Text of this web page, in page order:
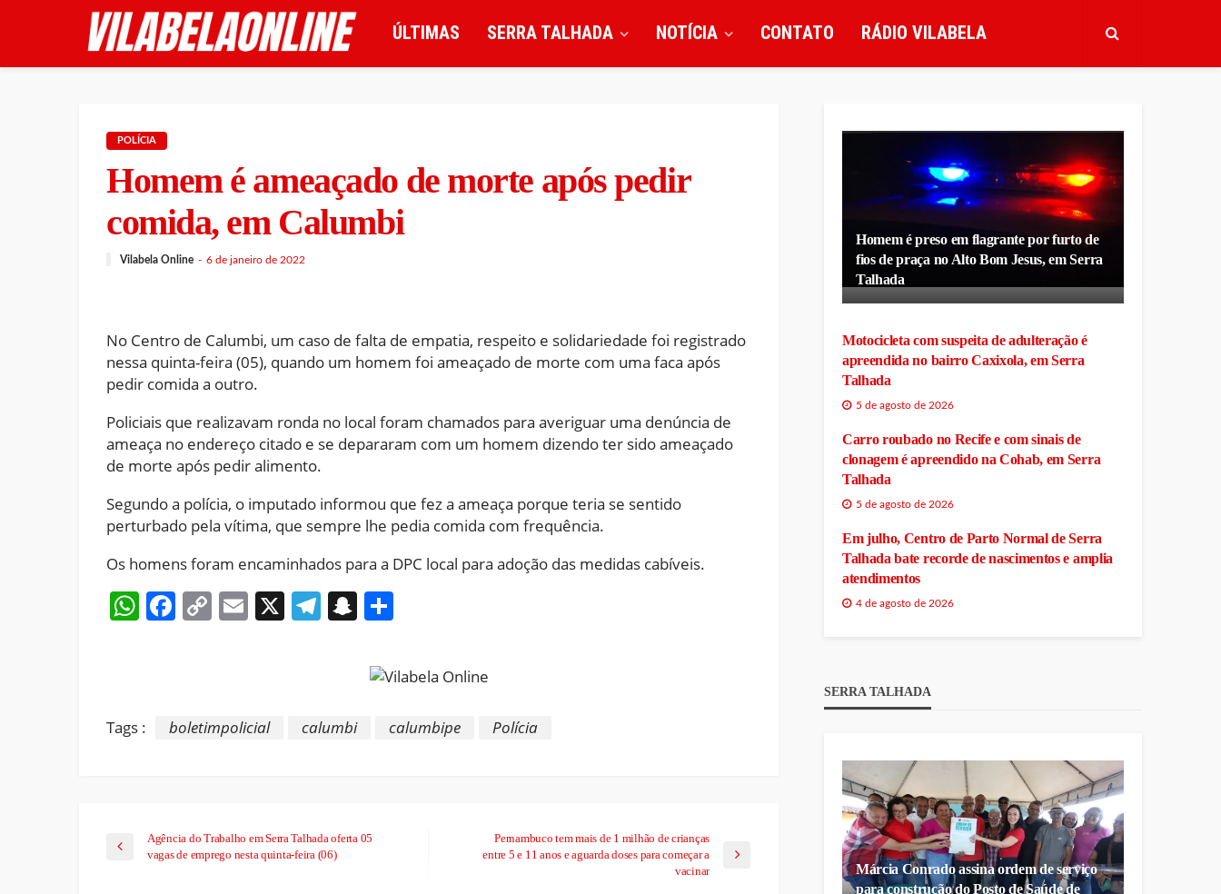
ÚLTIMAS SERRA TALHADA NOTÍCIA CONTATO RÁDIO VILABELA
POLÍCIA
Homem é ameaçado de morte após pedir
comida, em Calumbi
Vilabela Online 6 de janeiro de 2022
No Centro de Calumbi, um caso de falta de empatia, respeito e solidariedade foi registrado
nessa quinta-feira (05), quando um homem foi ameaçado de morte com uma faca após
pedir comida a outro.
Policiais que realizavam ronda no local foram chamados para averiguar uma denúncia de
ameaça no endereço citado e se depararam com um homem dizendo ter sido ameaçado
de morte após pedir alimento.
Segundo a polícia, o imputado informou que fez a ameaça porque teria se sentido
perturbado pela vítima, que sempre lhe pedia comida com frequência.
Os homens foram encaminhados para a DPC local para adoção das medidas cabíveis.
WhatsApp
Facebook
CopyEmail
X Telegram
Snapchat
Tags : boletimpolicial calumbi calumbipe Polícia
Agência do Trabalho em Serra Talhada oferta 05
vagas de emprego nesta quinta-feira (06)
Pernambuco tem mais de 1 milhão de crianças
entre 5 e 11 anos e aguarda doses para começar a
vacinar
Homem é preso em flagrante por furto de
fios de praça no Alto Bom Jesus, em Serra
Talhada
Motocicleta com suspeita de adulteração é
apreendida no bairro Caxixola, em Serra
Talhada
5 de agosto de 2026
Carro roubado no Recife e com sinais de
clonagem é apreendido na Cohab, em Serra
Talhada
5 de agosto de 2026
Em julho, Centro de Parto Normal de Serra
Talhada bate recorde de nascimentos e amplia
atendimentos
4 de agosto de 2026
SERRA TALHADA
Márcia Conrado assina ordem de serviço
para construção do Posto de Saúde de